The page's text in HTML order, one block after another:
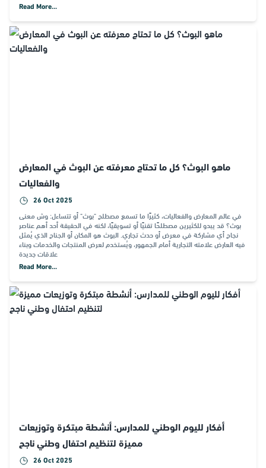
Read More...
ماهو البوث؟ كل ما تحتاج معرفته عن البوث في المعارض
والفعاليات
26 Oct 2025
في عالم المعارض والفعاليات، كثيرًا ما تسمع مصطلح "بوث" أو تتساءل: وش معنى
بوث؟ قد يبدو للكثيرين مصطلحًا تقنيًا أو تسويقيًا، لكنه في الحقيقة أحد أهم عناصر
نجاح أي مشاركة في معرض أو حدث تجاري. البوث هو المكان أو الجناح الذي يُمثل
فيه العارض علامته التجارية أمام الجمهور، ويُستخدم لعرض المنتجات والخدمات وبناء
علاقات جديدة
Read More...
أفكار لليوم الوطني للمدارس: أنشطة مبتكرة وتوزيعات
مميزة لتنظيم احتفال وطني ناجح
26 Oct 2025